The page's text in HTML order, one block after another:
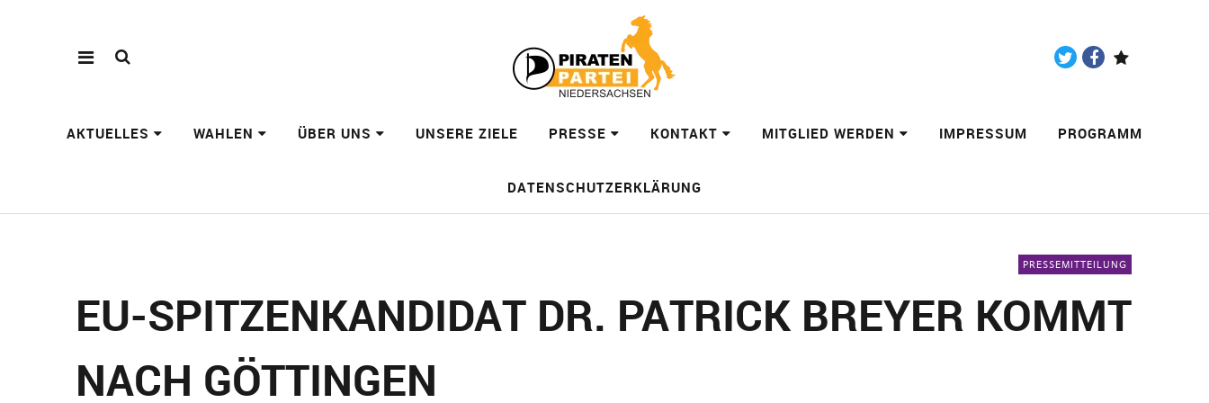
AKTUELLES WAHLEN ÜBER UNS UNSERE ZIELE PRESSE KONTAKT MITGLIED WERDEN IMPRESSUM PROGRAMM
DATENSCHUTZERKLÄRUNG
PRESSEMITTEILUNG
EU-SPITZENKANDIDAT DR. PATRICK BREYER KOMMT
NACH GÖTTINGEN